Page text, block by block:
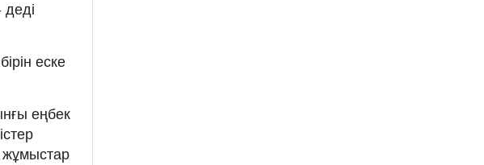
еске
еңбек
жұмыстар